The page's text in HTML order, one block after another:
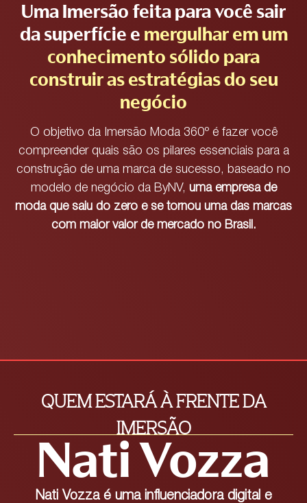
Uma Imersão feita para você sair
da superfície e mergulhar em um
conhecimento sólido para
construir as estratégias do seu
negócio
O objetivo da Imersão Moda 360º é fazer você
compreender quais são os pilares essenciais para a
construção de uma marca de sucesso, baseado no
modelo de negócio da ByNV, uma empresa de
moda que saiu do zero e se tornou uma das marcas
com maior valor de mercado no Brasil.
QUEM ESTARÁ À FRENTE DA
IMERSÃO
Nati Vozza
Nati Vozza é uma influenciadora digital e